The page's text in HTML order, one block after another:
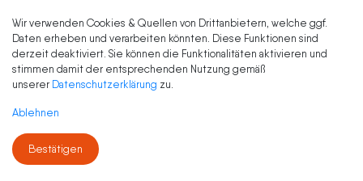
Zwickels Zweirad Schnäppchen Inh. J.
Osterberg Zweiradfachgeschäft
Wir verwenden Cookies & Quellen von Drittanbietern, welche ggf.
Daten erheben und verarbeiten könnten. Diese Funktionen sind
derzeit deaktiviert. Sie können die Funktionalitäten aktivieren und
stimmen damit der entsprechenden Nutzung gemäß
unserer Datenschutzerklärung zu.
Ablehnen
Bestätigen